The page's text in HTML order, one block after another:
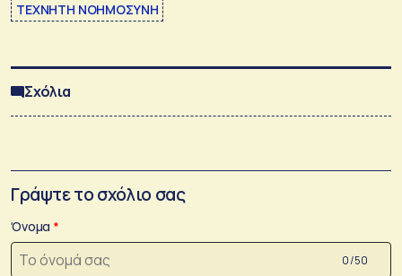
ΤΕΧΝΗΤΗ ΝΟΗΜΟΣΥΝΗ
Σχόλια
Γράψτε το σχόλιο σας
Όνομα
0 /50